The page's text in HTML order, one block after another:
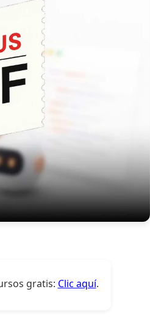
gratis: Clic aquí.